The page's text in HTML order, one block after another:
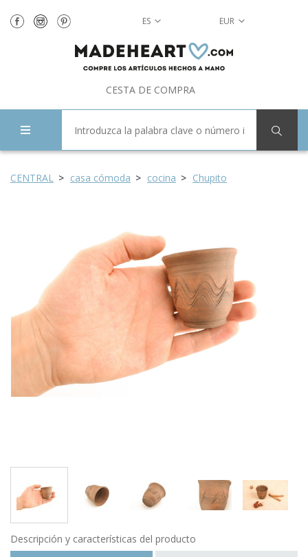
ES EUR
CESTA DE COMPRA
CENTRAL casa cómoda cocina Chupito
Descripción y características del producto